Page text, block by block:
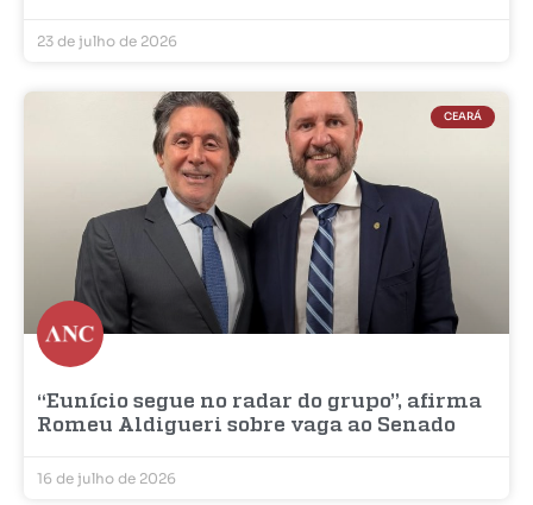
23 de julho de 2026
CEARÁ
“Eunício segue no radar do grupo”, afirma
Romeu Aldigueri sobre vaga ao Senado
16 de julho de 2026